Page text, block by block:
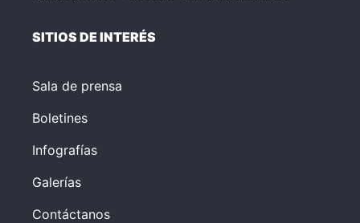
SITIOS DE INTERÉS
Sala de prensa
Boletines
Infografías
Galerías
Contáctanos